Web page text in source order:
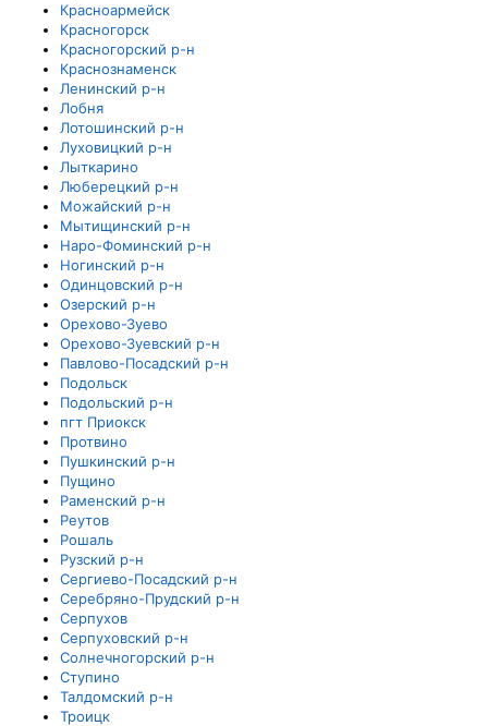
Красноармейск
Красногорск
Красногорский р-н
Краснознаменск
Ленинский р-н
Лобня
Лотошинский р-н
Луховицкий р-н
Лыткарино
Люберецкий р-н
Можайский р-н
Мытищинский р-н
Наро-Фоминский р-н
Ногинский р-н
Одинцовский р-н
Озерский р-н
Орехово-Зуево
Орехово-Зуевский р-н
Павлово-Посадский р-н
Подольск
Подольский р-н
пгт Приокск
Протвино
Пушкинский р-н
Пущино
Раменский р-н
Реутов
Рошаль
Рузский р-н
Сергиево-Посадский р-н
Серебряно-Прудский р-н
Серпухов
Серпуховский р-н
Солнечногорский р-н
Ступино
Талдомский р-н
Троицк